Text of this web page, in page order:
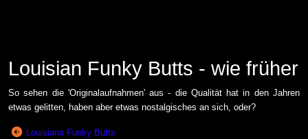
Louisian Funky Butts - wie früher
So sehen die 'Originalaufnahmen' aus - die Qualität hat in den Jahren
etwas gelitten, haben aber etwas nostalgisches an sich, oder?
Louisiana Funky Butts